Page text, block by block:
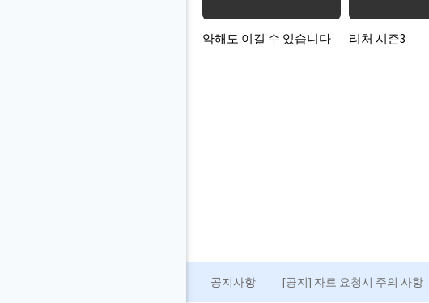
약해도 이길 수 있습니다 리처 시즌3
공지사항 [공지] 자료 요청시 주의 사항